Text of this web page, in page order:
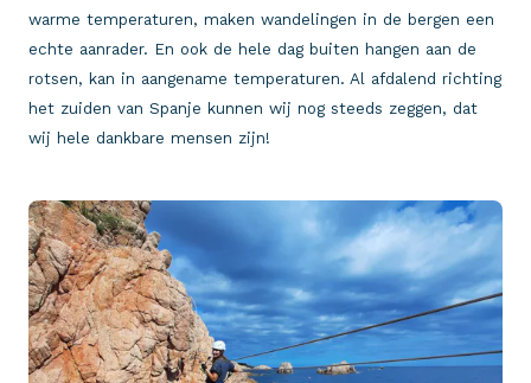
warme temperaturen, maken wandelingen in de bergen een
echte aanrader. En ook de hele dag buiten hangen aan de
rotsen, kan in aangename temperaturen. Al afdalend richting
het zuiden van Spanje kunnen wij nog steeds zeggen, dat
wij hele dankbare mensen zijn!